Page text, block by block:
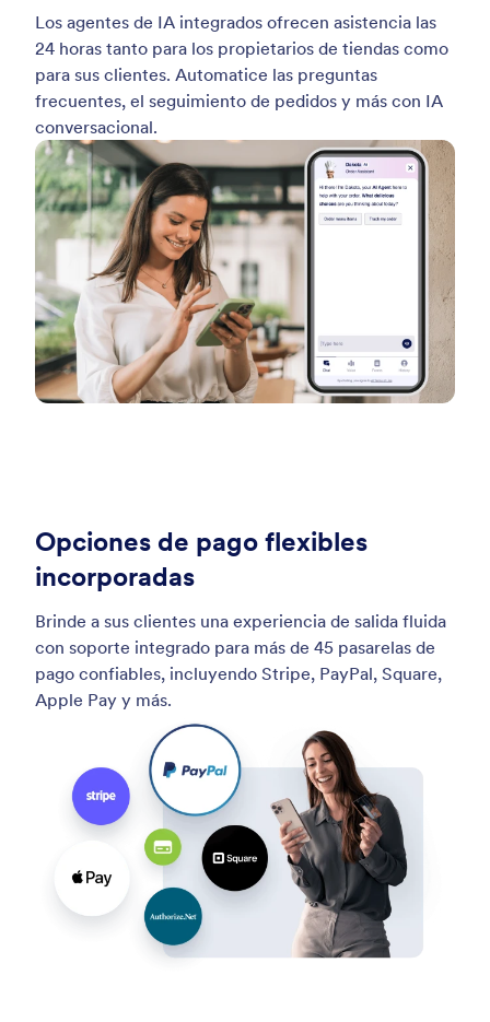
Los agentes de IA integrados ofrecen asistencia las
24 horas tanto para los propietarios de tiendas como
para sus clientes. Automatice las preguntas
frecuentes, el seguimiento de pedidos y más con IA
conversacional.
Opciones de pago flexibles
incorporadas
Brinde a sus clientes una experiencia de salida fluida
con soporte integrado para más de 45 pasarelas de
pago confiables, incluyendo Stripe, PayPal, Square,
Apple Pay y más.